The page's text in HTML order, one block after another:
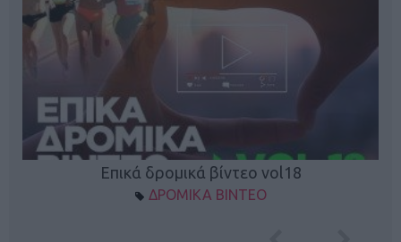
Επικά δρομικά βίντεο vol18
ΔΡΟΜΙΚΑ ΒΙΝΤΕΟ